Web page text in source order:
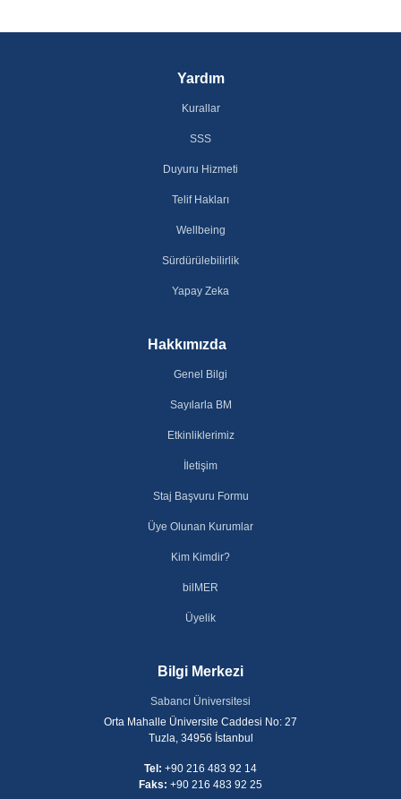
Yardım
Kurallar
SSS
Duyuru Hizmeti
Telif Hakları
Wellbeing
Sürdürülebilirlik
Yapay Zeka
Hakkımızda
Genel Bilgi
Sayılarla BM
Etkinliklerimiz
İletişim
Staj Başvuru Formu
Üye Olunan Kurumlar
Kim Kimdir?
bilMER
Üyelik
Bilgi Merkezi
Sabancı Üniversitesi
Orta Mahalle Üniversite Caddesi No: 27
Tuzla, 34956 İstanbul
Tel: +90 216 483 92 14
Faks: +90 216 483 92 25